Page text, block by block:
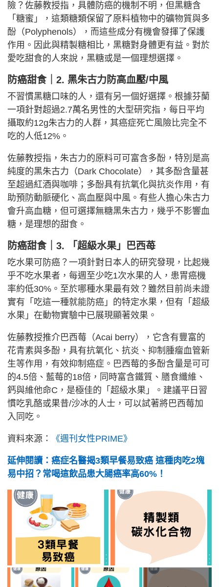
險？佐藤教授指，具體防癌的機制不明，但黑糖含
「糖蜜」，這類糖類保留了原料植物中的礦物質與多
酚（Polyphenols），而這些成分有機會發揮了保護
作用。因此與精製糖相比，黑糖對身體更有益。對於
愛吃甜食的人來說，黑糖或是一個理想選擇。
防癌甜食｜2. 黑朱古力防高血壓/中風
不習慣黑糖口味的人，還有另一個好選擇。根據芬蘭
一項針對超過2.7萬名男性的大型研究指，每日平均
攝取約12g朱古力的人群，其癌症死亡風險比完全不
吃的人低12%。
佐藤教授指，朱古力的原料可可富含多酚，特別是高
純度的黑朱古力（Dark Chocolate），其多酚含量甚
至超過紅酒與咖啡；多酚具有抗氧化與抗炎作用，有
助預防動脈硬化、高血壓與中風。有些人擔心朱古力
會升高血糖，但可選擇無糖黑朱古力，幾乎不影響血
糖，是理想的甜食。
防癌甜食｜3. 「超級水果」巴西苺
吃水果可防癌？一項針對日本人的研究發現，比起幾
乎不吃水果者，每週至少吃1次水果的人，患胃癌機
率約低30%。至於哪種水果最有效？雖然目前尚未證
實有「吃這一種就能防癌」的特定水果，但有「超級
水果」在動物實驗中已展現顯著效果。
佐藤教授推介巴西莓（Acai berry），它含有豐富的
花青素與多酚，具有抗氧化、抗炎、抑制腫瘤血管新
生等作用，有效抑制癌症。巴西莓的多酚含量是可可
的4.5倍、藍莓的18倍，同時富含鐵質、膳食纖維、
鈣與維他命C，是極佳的「超級水果」。建議平日習
慣吃乳酪或果昔/沙冰的人士，可以試著將巴西莓加
入同吃。
資料來源： 《週刊女性PRIME》
延伸閱讀：癌症名醫揭3類早餐易致癌 這種肉吃2塊
易中招？常喝這飲品患大腸癌率高60%！